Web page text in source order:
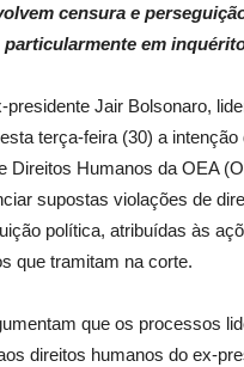
censura e
particularmente em
Jair Bolsonaro,
terça-feira (30) a
Direitos Humanos da OEA
supostas violações de
política, atribuídas às
que tramitam na corte.
que os processos
direitos humanos do ex-